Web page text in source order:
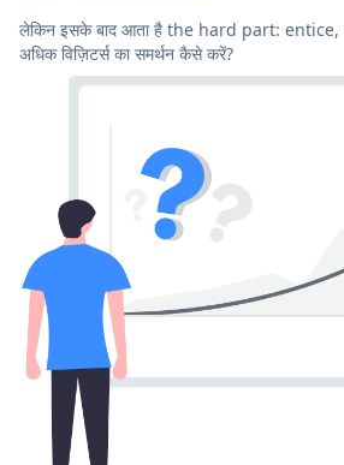
लेकिन इसके बाद आता है the hard part:
अधिक विज़िटर्स का समर्थन कैसे करें?